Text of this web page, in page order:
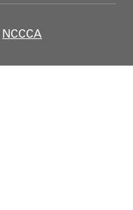
NCCCA